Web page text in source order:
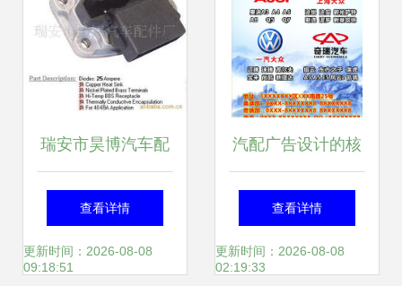
瑞安市昊博汽车配
件厂
查看详情
更新时间：2026-08-08
09:18:51
汽配广告设计的核
心要素与素材应用
指南
查看详情
更新时间：2026-08-08
02:19:33